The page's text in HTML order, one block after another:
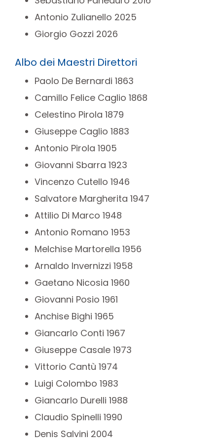
Antonio Zulianello 2025
Giorgio Gozzi 2026
Albo dei Maestri Direttori
Paolo De Bernardi 1863
Camillo Felice Caglio 1868
Celestino Pirola 1879
Giuseppe Caglio 1883
Antonio Pirola 1905
Giovanni Sbarra 1923
Vincenzo Cutello 1946
Salvatore Margherita 1947
Attilio Di Marco 1948
Antonio Romano 1953
Melchise Martorella 1956
Arnaldo Invernizzi 1958
Gaetano Nicosia 1960
Giovanni Posio 1961
Anchise Bighi 1965
Giancarlo Conti 1967
Giuseppe Casale 1973
Vittorio Cantù 1974
Luigi Colombo 1983
Giancarlo Durelli 1988
Claudio Spinelli 1990
Denis Salvini 2004